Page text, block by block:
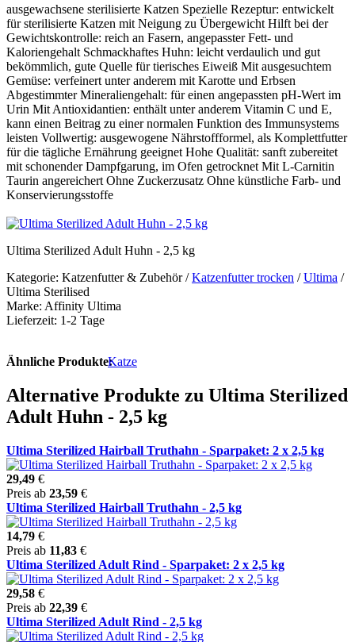
ausgewachsene sterilisierte Katzen Spezielle Rezeptur: entwickelt
für sterilisierte Katzen mit Neigung zu Übergewicht Hilft bei der
Gewichtskontrolle: reich an Fasern, angepasster Fett- und
Kaloriengehalt Schmackhaftes Huhn: leicht verdaulich und gut
bekömmlich, gute Quelle für tierisches Eiweiß Mit ausgesuchtem
Gemüse: verfeinert unter anderem mit Karotte und Erbsen
Abgestimmter Mineraliengehalt: für einen angepassten pH-Wert im
Urin Mit Antioxidantien: enthält unter anderem Vitamin C und E,
kann einen Beitrag zu einer normalen Funktion des Immunsystems
leisten Vollwertig: ausgewogene Nährstoffformel, als Komplettfutter
für die tägliche Ernährung geeignet Hohe Qualität: sanft zubereitet
mit schonender Dampfgarung, im Ofen getrocknet Mit L-Carnitin
Taurin angereichert Ohne Zuckerzusatz Ohne künstliche Farb- und
Konservierungsstoffe
Ultima Sterilized Adult Huhn - 2,5 kg
Kategorie: Katzenfutter & Zubehör /Katzenfutter trocken /Ultima /
Ultima Sterilised
Marke: Affinity Ultima
Lieferzeit: 1-2 Tage
Ähnliche Produkte:Katze
Alternative Produkte zu Ultima Sterilized
Adult Huhn - 2,5 kg
Ultima Sterilized Hairball Truthahn - Sparpaket: 2 x 2,5 kg
29,49 €
Preis ab 23,59 €
Ultima Sterilized Hairball Truthahn - 2,5 kg
14,79 €
Preis ab 11,83 €
Ultima Sterilized Adult Rind - Sparpaket: 2 x 2,5 kg
29,58 €
Preis ab 22,39 €
Ultima Sterilized Adult Rind - 2,5 kg